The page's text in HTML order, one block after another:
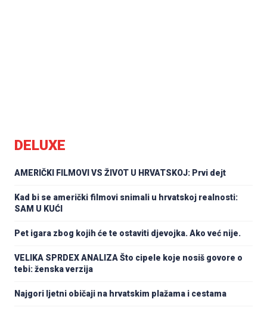
DELUXE
AMERIČKI FILMOVI VS ŽIVOT U HRVATSKOJ: Prvi dejt
Kad bi se američki filmovi snimali u hrvatskoj realnosti:
SAM U KUĆI
Pet igara zbog kojih će te ostaviti djevojka. Ako već nije.
VELIKA SPRDEX ANALIZA Što cipele koje nosiš govore o
tebi: ženska verzija
Najgori ljetni običaji na hrvatskim plažama i cestama